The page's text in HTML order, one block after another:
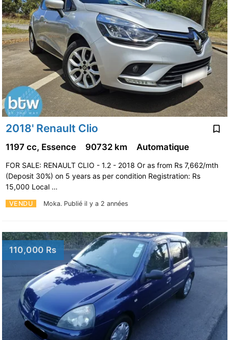
2018' Renault Clio
VENDU Moka. Publié il y a 2 années
1197 cc, Essence 90732 km Automatique
FOR SALE: RENAULT CLIO - 1.2 - 2018 Or as from Rs 7,662/mth
(Deposit 30%) on 5 years as per condition Registration: Rs
15,000 Local …
110,000 Rs